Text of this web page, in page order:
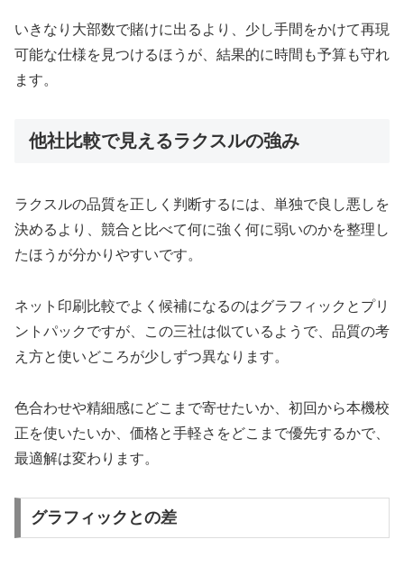
いきなり大部数で賭けに出るより、少し手間をかけて再現
可能な仕様を見つけるほうが、結果的に時間も予算も守れ
ます。
他社比較で見えるラクスルの強み
ラクスルの品質を正しく判断するには、単独で良し悪しを
決めるより、競合と比べて何に強く何に弱いのかを整理し
たほうが分かりやすいです。
ネット印刷比較でよく候補になるのはグラフィックとプリ
ントパックですが、この三社は似ているようで、品質の考
え方と使いどころが少しずつ異なります。
色合わせや精細感にどこまで寄せたいか、初回から本機校
正を使いたいか、価格と手軽さをどこまで優先するかで、
最適解は変わります。
グラフィックとの差